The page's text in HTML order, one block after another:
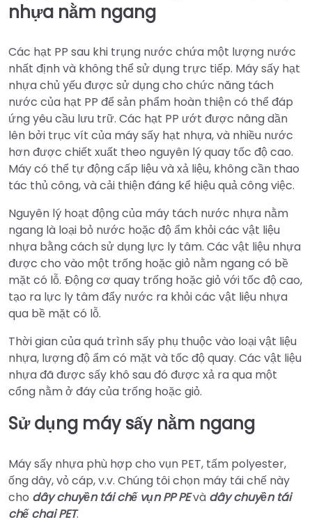
nhựa nằm ngang
Các hạt PP sau khi trụng nước chứa một lượng nước
nhất định và không thể sử dụng trực tiếp. Máy sấy hạt
nhựa chủ yếu được sử dụng cho chức năng tách
nước của hạt PP để sản phẩm hoàn thiện có thể đáp
ứng yêu cầu lưu trữ. Các hạt PP ướt được nâng dần
lên bởi trục vít của máy sấy hạt nhựa, và nhiều nước
hơn được chiết xuất theo nguyên lý quay tốc độ cao.
Máy có thể tự động cấp liệu và xả liệu, không cần thao
tác thủ công, và cải thiện đáng kể hiệu quả công việc.
Nguyên lý hoạt động của máy tách nước nhựa nằm
ngang là loại bỏ nước hoặc độ ẩm khỏi các vật liệu
nhựa bằng cách sử dụng lực ly tâm. Các vật liệu nhựa
được cho vào một trống hoặc giỏ nằm ngang có bề
mặt có lỗ. Động cơ quay trống hoặc giỏ với tốc độ cao,
tạo ra lực ly tâm đẩy nước ra khỏi các vật liệu nhựa
qua bề mặt có lỗ.
Thời gian của quá trình sấy phụ thuộc vào loại vật liệu
nhựa, lượng độ ẩm có mặt và tốc độ quay. Các vật liệu
nhựa đã được sấy khô sau đó được xả ra qua một
cổng nằm ở đáy của trống hoặc giỏ.
Sử dụng máy sấy nằm ngang
Máy sấy nhựa phù hợp cho vụn PET, tấm polyester,
ống dây, vỏ cáp, v.v. Chúng tôi chọn máy tái chế này
cho dây chuyền tái chế vụn PP PEvà dây chuyền tái
chế chai PET.